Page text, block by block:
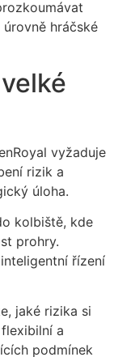
hráčské
vyžaduje
rizik a
úloha.
kolbiště, kde
prohry.
řízení
jaké rizika si
a
podmínek